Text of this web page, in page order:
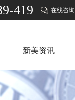
419 在线咨询
新美资讯